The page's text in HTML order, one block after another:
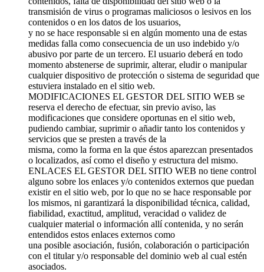
transmisión de virus o programas maliciosos o lesivos en los
contenidos o en los datos de los usuarios,
y no se hace responsable si en algún momento una de estas
medidas falla como consecuencia de un uso indebido y/o
abusivo por parte de un tercero. El usuario deberá en todo
momento abstenerse de suprimir, alterar, eludir o manipular
cualquier dispositivo de protección o sistema de seguridad que
estuviera instalado en el sitio web.
MODIFICACIONES EL GESTOR DEL SITIO WEB se
reserva el derecho de efectuar, sin previo aviso, las
modificaciones que considere oportunas en el sitio web,
pudiendo cambiar, suprimir o añadir tanto los contenidos y
servicios que se presten a través de la
misma, como la forma en la que éstos aparezcan presentados
o localizados, así como el diseño y estructura del mismo.
ENLACES EL GESTOR DEL SITIO WEB no tiene control
alguno sobre los enlaces y/o contenidos externos que puedan
existir en el sitio web, por lo que no se hace responsable por
los mismos, ni garantizará la disponibilidad técnica, calidad,
fiabilidad, exactitud, amplitud, veracidad o validez de
cualquier material o información allí contenida, y no serán
entendidos estos enlaces externos como
una posible asociación, fusión, colaboración o participación
con el titular y/o responsable del dominio web al cual estén
asociados.